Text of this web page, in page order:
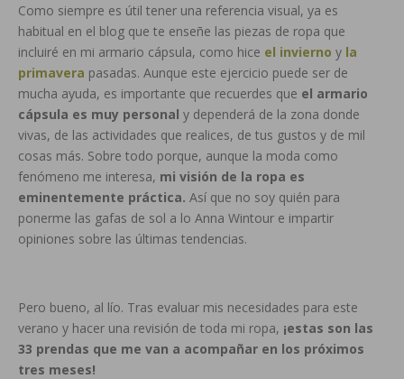
Como siempre es útil tener una referencia visual, ya es
habitual en el blog que te enseñe las piezas de ropa que
incluiré en mi armario cápsula, como hice el invierno y la
primavera pasadas. Aunque este ejercicio puede ser de
mucha ayuda, es importante que recuerdes que el armario
cápsula es muy personal y dependerá de la zona donde
vivas, de las actividades que realices, de tus gustos y de mil
cosas más. Sobre todo porque, aunque la moda como
fenómeno me interesa, mi visión de la ropa es
eminentemente práctica. Así que no soy quién para
ponerme las gafas de sol a lo Anna Wintour e impartir
opiniones sobre las últimas tendencias.
Pero bueno, al lío. Tras evaluar mis necesidades para este
verano y hacer una revisión de toda mi ropa, ¡estas son las
33 prendas que me van a acompañar en los próximos
tres meses!